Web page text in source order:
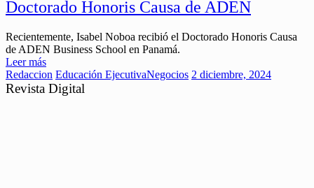
Doctorado Honoris Causa de ADEN
Recientemente, Isabel Noboa recibió el Doctorado Honoris Causa
de ADEN Business School en Panamá.
Leer más
Redaccion Educación EjecutivaNegocios 2 diciembre, 2024
Revista Digital